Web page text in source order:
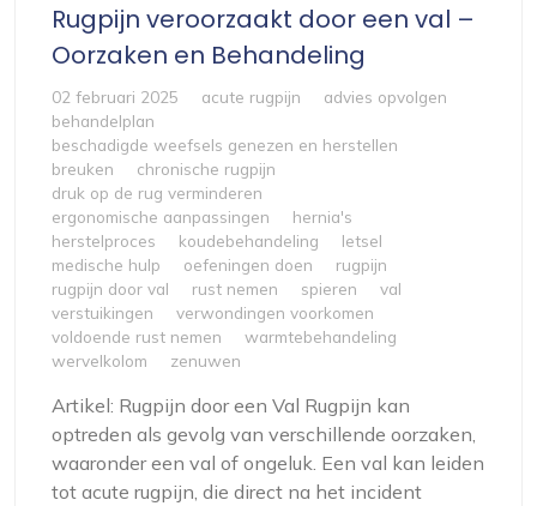
Rugpijn veroorzaakt door een val –
Oorzaken en Behandeling
02 februari 2025 acute rugpijn
advies opvolgen
behandelplan
beschadigde weefsels genezen en herstellen
breuken
chronische rugpijn
druk op de rug verminderen
ergonomische aanpassingen
hernia's
herstelproces
koudebehandeling
letsel
medische hulp
oefeningen doen
rugpijn
rugpijn door val
rust nemen spieren
val
verstuikingen
verwondingen voorkomen
voldoende rust nemen
warmtebehandeling
wervelkolom
zenuwen
Artikel: Rugpijn door een Val Rugpijn kan
optreden als gevolg van verschillende oorzaken,
waaronder een val of ongeluk. Een val kan leiden
tot acute rugpijn, die direct na het incident